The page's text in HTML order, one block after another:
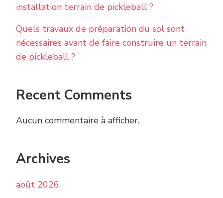
installation terrain de pickleball ?
Quels travaux de préparation du sol sont
nécessaires avant de faire construire un terrain
de pickleball ?
Recent Comments
Aucun commentaire à afficher.
Archives
août 2026